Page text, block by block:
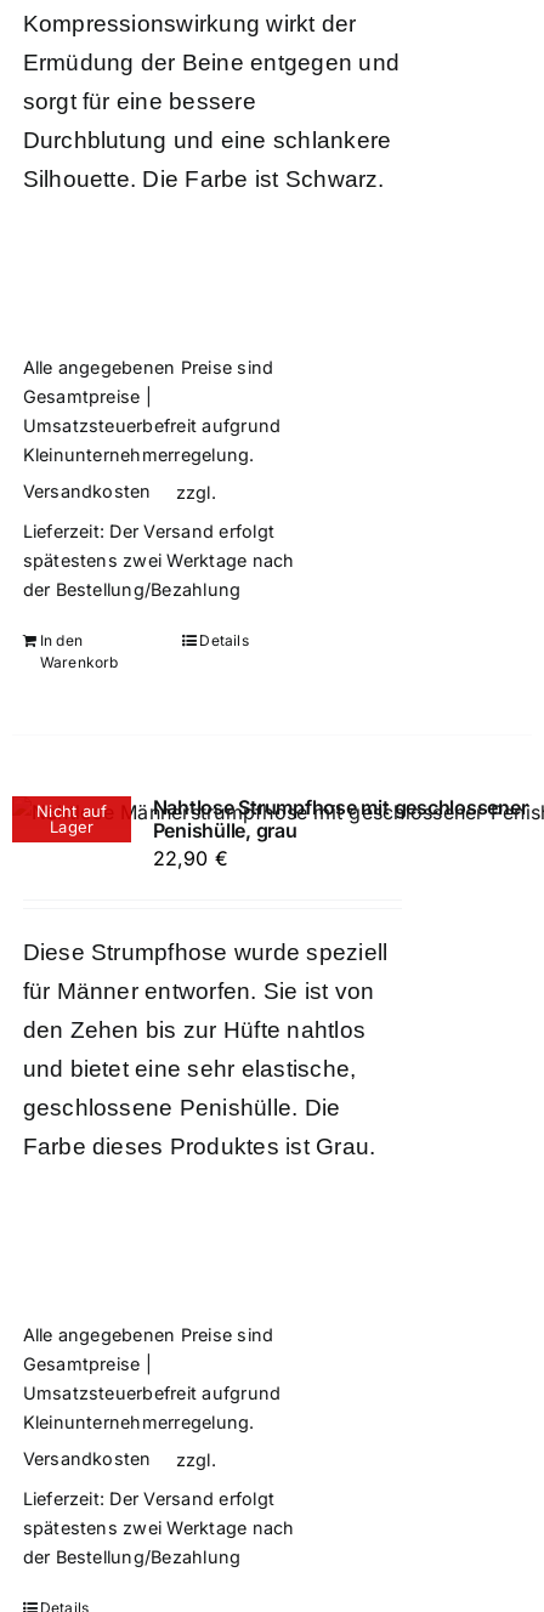
Kompressionswirkung wirkt der
Ermüdung der Beine entgegen und
sorgt für eine bessere
Durchblutung und eine schlankere
Silhouette. Die Farbe ist Schwarz.
Alle angegebenen Preise sind
Gesamtpreise |
Umsatzsteuerbefreit aufgrund
Kleinunternehmerregelung.
zzgl.
Versandkosten
Lieferzeit: Der Versand erfolgt
spätestens zwei Werktage nach
der Bestellung/Bezahlung
In den
Warenkorb
Details
Nicht auf
Lager
Nahtlose Strumpfhose mit geschlossener
Penishülle, grau
22,90 €
Diese Strumpfhose wurde speziell
für Männer entworfen. Sie ist von
den Zehen bis zur Hüfte nahtlos
und bietet eine sehr elastische,
geschlossene Penishülle. Die
Farbe dieses Produktes ist Grau.
Alle angegebenen Preise sind
Gesamtpreise |
Umsatzsteuerbefreit aufgrund
Kleinunternehmerregelung.
zzgl.
Versandkosten
Lieferzeit: Der Versand erfolgt
spätestens zwei Werktage nach
der Bestellung/Bezahlung
Details